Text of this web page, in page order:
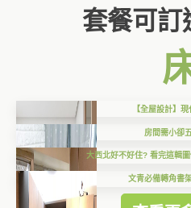
套餐可訂
【全屋設計】
房間需小卻
大西北好不好住? 看完這輯
文青必備轉角書